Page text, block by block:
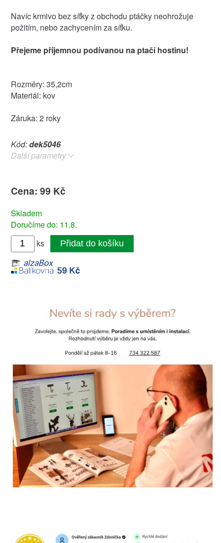
Navíc krmivo bez síťky z obchodu ptáčky neohrožuje
požitím, nebo zachycením za síťku.
Přejeme příjemnou podívanou na ptačí hostinu!
Rozměry: 35,2cm
Materiál: kov
Záruka: 2 roky
Kód:dek5046
Další parametry
Cena: 99 Kč
Skladem
Doručíme do: 11.8.
ks
Přidat do košíku